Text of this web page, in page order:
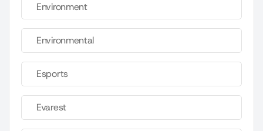
Environment
Environmental
Esports
Evarest